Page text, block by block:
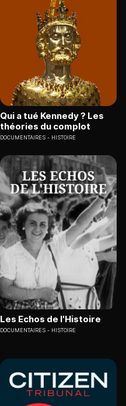
Qui a tué Kennedy ? Les
théories du complot
DOCUMENTAIRES HISTOIRE
Les Echos de l'Histoire
DOCUMENTAIRES HISTOIRE